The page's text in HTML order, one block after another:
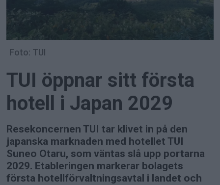
Foto: TUI
TUI öppnar sitt första
hotell i Japan 2029
Resekoncernen TUI tar klivet in på den
japanska marknaden med hotellet TUI
Suneo Otaru, som väntas slå upp portarna
2029. Etableringen markerar bolagets
första hotellförvaltningsavtal i landet och